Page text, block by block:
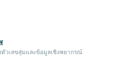
ตัวเลขสุ่มและข้อมูลเชิงพยากรณ์